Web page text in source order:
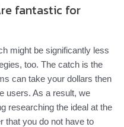
fantastic for
might be significantly less
too. The catch is the
can take your dollars then
users. As a result, we
researching the ideal at the
that you do not have to